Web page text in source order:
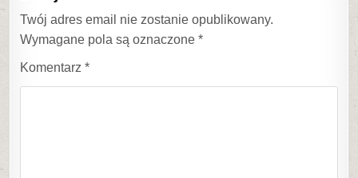
Twój adres email nie zostanie opublikowany.
Wymagane pola są oznaczone*
Komentarz*